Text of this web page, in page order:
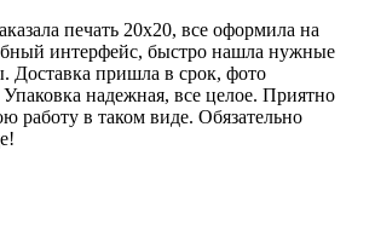
печать 20х20, все оформила на
интерфейс, быстро нашла нужные
Доставка пришла в срок, фото
надежная, все целое. Приятно
работу в таком виде. Обязательно